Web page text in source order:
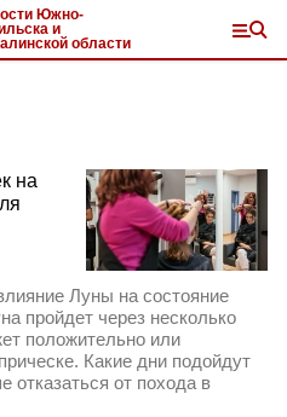
Южно-
и
области
на
Луны на состояние
пройдет через несколько
положительно или
Какие дни подойдут
отказаться от похода в